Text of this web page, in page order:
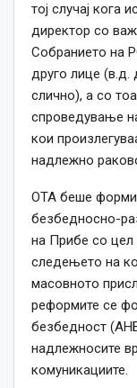
тој случај кога
директор со
Собранието на
друго лице (в.д.
слично), а со
спроведување
кои
надлежно
ОТА беше
безбедносно-
на Прибе со цел
следењето на
масовното
реформите се
безбедност
надлежносите
комуникациите.